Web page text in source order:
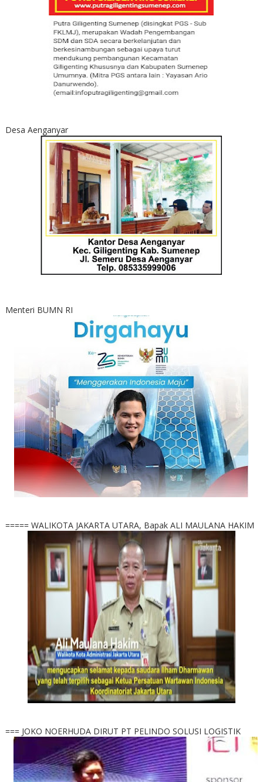
Desa Aenganyar
Menteri BUMN RI
===== WALIKOTA JAKARTA UTARA, Bapak ALI MAULANA HAKIM
=== JOKO NOERHUDA DIRUT PT PELINDO SOLUSI LOGISTIK